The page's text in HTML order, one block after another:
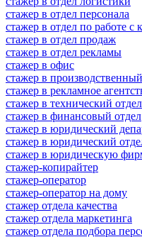
стажер в отдел персонала
стажер в отдел по работе с
стажер в отдел продаж
стажер в отдел рекламы
стажер в офис
стажер в
стажер в рекламное
стажер в технический отдел
стажер в финансовый отдел
стажер в юридический
стажер в юридический
стажер в юридическую
стажер-копирайтер
стажер-оператор
стажер-оператор на дому
стажер отдела качества
стажер отдела маркетинга
стажер отдела подбора